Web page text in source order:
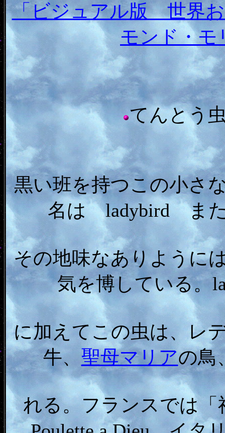
「ビジュアル版 世界
モンド・モ
てんとう
黒い班を持つこの小さ
名は ladybird ま
その地味なありように
気を博している
に加えてこの虫は、レ
牛、聖母マリアの鳥
れる。フランスでは